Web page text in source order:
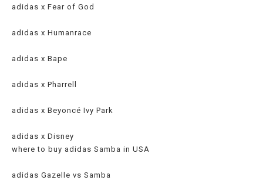
adidas x Fear of God
adidas x Humanrace
adidas x Bape
adidas x Pharrell
adidas x Beyoncé Ivy Park
adidas x Disney
where to buy adidas Samba in USA
adidas Gazelle vs Samba